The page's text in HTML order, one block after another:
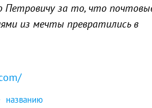
Петровичу за то, что
из мечты превратились в
названию